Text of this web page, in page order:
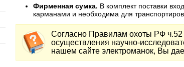
Фирменная сумка. В комплект поставки
карманами и необходима для
Согласно Правилам охоты РФ ч.52
осуществления научно-
нашем сайте электроманок, Вы